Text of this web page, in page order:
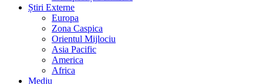
Știri Externe
Europa
Zona Caspica
Orientul Mijlociu
Asia Pacific
America
Africa
Mediu